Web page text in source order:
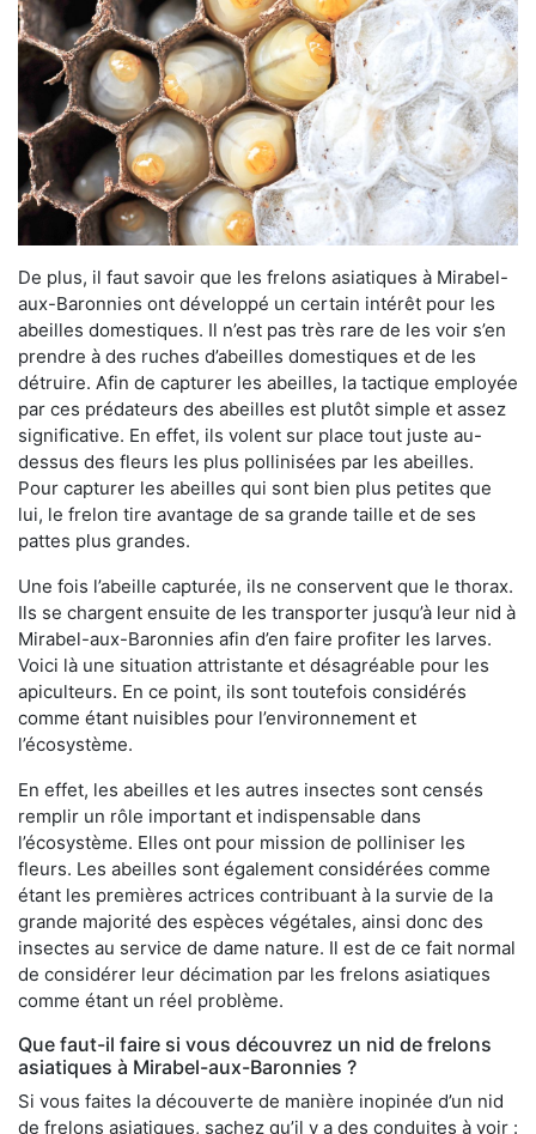
De plus, il faut savoir que les frelons asiatiques à Mirabel-
aux-Baronnies ont développé un certain intérêt pour les
abeilles domestiques. Il n’est pas très rare de les voir s’en
prendre à des ruches d’abeilles domestiques et de les
détruire. Afin de capturer les abeilles, la tactique employée
par ces prédateurs des abeilles est plutôt simple et assez
significative. En effet, ils volent sur place tout juste au-
dessus des fleurs les plus pollinisées par les abeilles.
Pour capturer les abeilles qui sont bien plus petites que
lui, le frelon tire avantage de sa grande taille et de ses
pattes plus grandes.
Une fois l’abeille capturée, ils ne conservent que le thorax.
Ils se chargent ensuite de les transporter jusqu’à leur nid à
Mirabel-aux-Baronnies afin d’en faire profiter les larves.
Voici là une situation attristante et désagréable pour les
apiculteurs. En ce point, ils sont toutefois considérés
comme étant nuisibles pour l’environnement et
l’écosystème.
En effet, les abeilles et les autres insectes sont censés
remplir un rôle important et indispensable dans
l’écosystème. Elles ont pour mission de polliniser les
fleurs. Les abeilles sont également considérées comme
étant les premières actrices contribuant à la survie de la
grande majorité des espèces végétales, ainsi donc des
insectes au service de dame nature. Il est de ce fait normal
de considérer leur décimation par les frelons asiatiques
comme étant un réel problème.
Que faut-il faire si vous découvrez un nid de frelons
asiatiques à Mirabel-aux-Baronnies ?
Si vous faites la découverte de manière inopinée d’un nid
de frelons asiatiques, sachez qu’il y a des conduites à voir :